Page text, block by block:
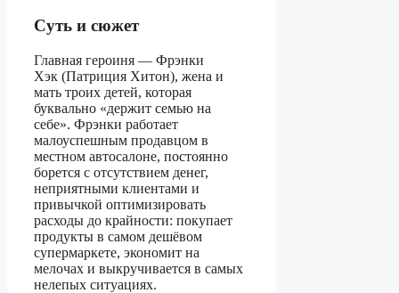
Суть и сюжет
Главная героиня — Фрэнки
Хэк (Патриция Хитон), жена и
мать троих детей, которая
буквально «держит семью на
себе». Фрэнки работает
малоуспешным продавцом в
местном автосалоне, постоянно
борется с отсутствием денег,
неприятными клиентами и
привычкой оптимизировать
расходы до крайности: покупает
продукты в самом дешёвом
супермаркете, экономит на
мелочах и выкручивается в самых
нелепых ситуациях.